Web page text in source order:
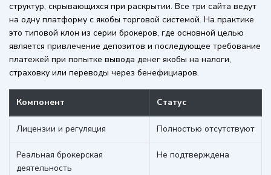
структур, скрывающихся при раскрытии. Все три сайта ведут
на одну платформу с якобы торговой системой. На практике
это типовой клон из серии брокеров, где основной целью
является привлечение депозитов и последующее требование
платежей при попытке вывода денег якобы на налоги,
страховку или переводы через бенефициаров.
Компонент Статус
Лицензии и регуляция Полностью отсутствуют
Реальная брокерская
деятельность
Не подтверждена